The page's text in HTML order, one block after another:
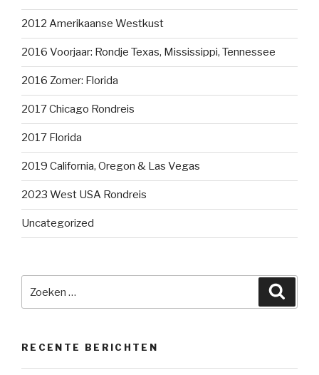
2012 Amerikaanse Westkust
2016 Voorjaar: Rondje Texas, Mississippi, Tennessee
2016 Zomer: Florida
2017 Chicago Rondreis
2017 Florida
2019 California, Oregon & Las Vegas
2023 West USA Rondreis
Uncategorized
RECENTE BERICHTEN